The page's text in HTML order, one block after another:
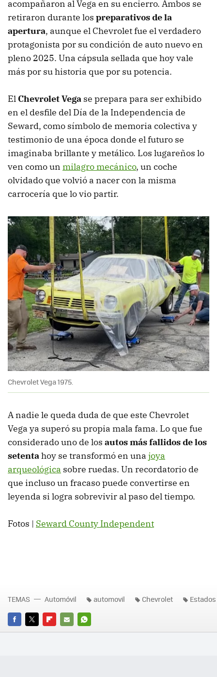
acompañaron al Vega en su encierro. Ambos se
retiraron durante los preparativos de la
apertura, aunque el Chevrolet fue el verdadero
protagonista por su condición de auto nuevo en
pleno 2025. Una cápsula sellada que hoy vale
más por su historia que por su potencia.
El Chevrolet Vega se prepara para ser exhibido
en el desfile del Día de la Independencia de
Seward, como símbolo de memoria colectiva y
testimonio de una época donde el futuro se
imaginaba brillante y metálico. Los lugareños lo
ven como un milagro mecánico, un coche
olvidado que volvió a nacer con la misma
carrocería que lo vio partir.
Chevrolet Vega 1975.
A nadie le queda duda de que este Chevrolet
Vega ya superó su propia mala fama. Lo que fue
considerado uno de los autos más fallidos de los
setentahoy se transformó en una joya
arqueológica sobre ruedas. Un recordatorio de
que incluso un fracaso puede convertirse en
leyenda si logra sobrevivir al paso del tiempo.
Fotos | Seward County Independent
FACEBOOK
TWITTERFLIPBOARD
E-
WHATSAPP
TEMAS Automóvil automovil Chevrolet